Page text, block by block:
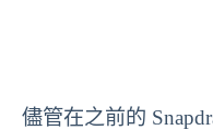
儘管在之前的